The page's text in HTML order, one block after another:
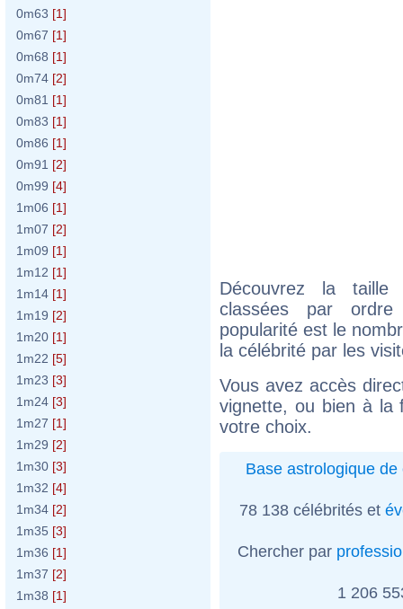
0m63 [1]
0m67 [1]
0m68 [1]
0m74 [2]
0m81 [1]
0m83 [1]
0m86 [1]
0m91 [2]
0m99 [4]
1m06 [1]
1m07 [2]
1m09 [1]
1m12 [1]
1m14 [1]
1m19 [2]
1m20 [1]
1m22 [5]
1m23 [3]
1m24 [3]
1m27 [1]
1m29 [2]
1m30 [3]
1m32 [4]
1m34 [2]
1m35 [3]
1m36 [1]
1m37 [2]
1m38 [1]
Découvrez la taille
classées par
popularité est le
la célébrité par les
Vous avez accès
vignette, ou bien à la
votre choix.
Base astrologique de
78 138 célébrités et
Chercher par
1 206